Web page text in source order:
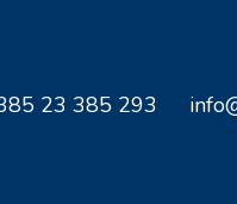
23 385 293